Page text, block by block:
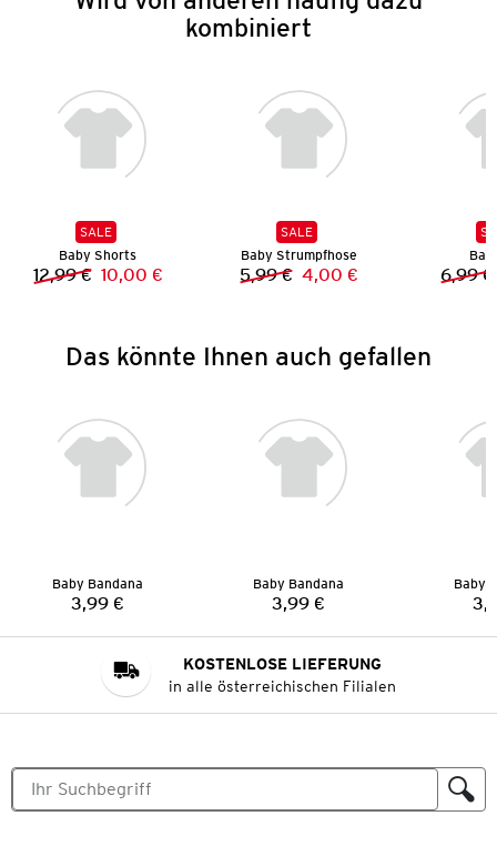
kombiniert
SALE
Baby Shorts
Vorheriger Preis:
12,99 € Neuer Preis:
10,00 €
SALE
Baby Strumpfhose
Vorheriger Preis:
5,99 € Neuer Preis:
4,00 € 6,99 €
Das könnte Ihnen auch gefallen
Baby Bandana
Preis:
3,99 €
Baby Bandana
Preis:
3,99 €
Baby
KOSTENLOSE LIEFERUNG
in alle österreichischen Filialen